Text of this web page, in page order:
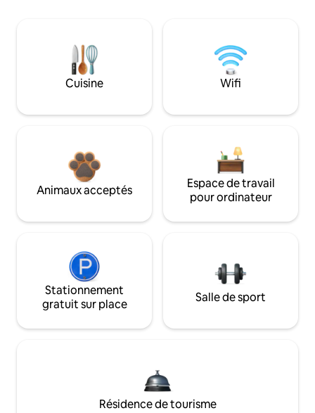
Cuisine Wifi
Animaux acceptés
Espace de travail
pour ordinateur
Stationnement
gratuit sur place
Salle de sport
Résidence de tourisme